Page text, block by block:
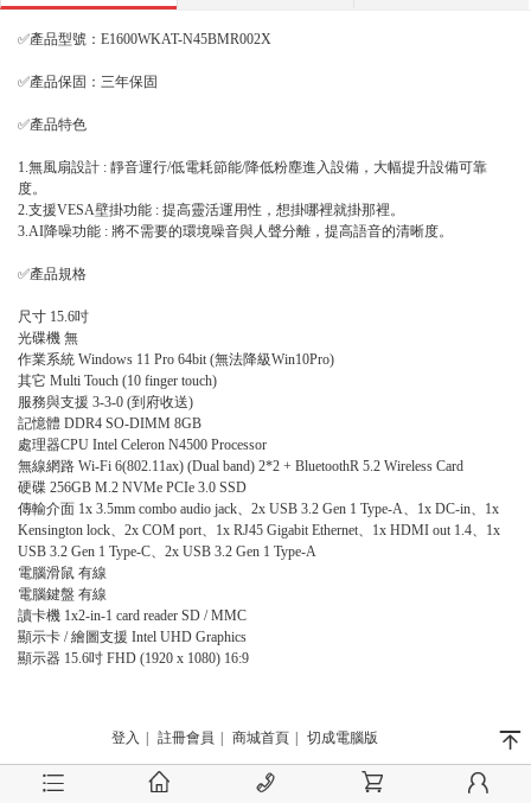
✅產品型號：E1600WKAT-N45BMR002X
✅產品保固：三年保固
✅產品特色
1.無風扇設計 : 靜音運行/低電耗節能/降低粉塵進入設備，大幅提升設備可靠
度。
2.支援VESA壁掛功能 : 提高靈活運用性，想掛哪裡就掛那裡。
3.AI降噪功能 : 將不需要的環境噪音與人聲分離，提高語音的清晰度。
✅產品規格
尺寸 15.6吋
光碟機 無
作業系統 Windows 11 Pro 64bit (無法降級Win10Pro)
其它 Multi Touch (10 finger touch)
服務與支援 3-3-0 (到府收送)
記憶體 DDR4 SO-DIMM 8GB
處理器CPU Intel Celeron N4500 Processor
無線網路 Wi-Fi 6(802.11ax) (Dual band) 2*2 + BluetoothR 5.2 Wireless Card
硬碟 256GB M.2 NVMe PCIe 3.0 SSD
傳輸介面 1x 3.5mm combo audio jack、2x USB 3.2 Gen 1 Type-A、1x DC-in、1x
Kensington lock、2x COM port、1x RJ45 Gigabit Ethernet、1x HDMI out 1.4、1x
USB 3.2 Gen 1 Type-C、2x USB 3.2 Gen 1 Type-A
電腦滑鼠 有線
電腦鍵盤 有線
讀卡機 1x2-in-1 card reader SD / MMC
顯示卡 / 繪圖支援 Intel UHD Graphics
顯示器 15.6吋 FHD (1920 x 1080) 16:9
登入 註冊會員 商城首頁 切成電腦版 󰄬
󰂦 󰂠 󰄫 󰂟 󰂢